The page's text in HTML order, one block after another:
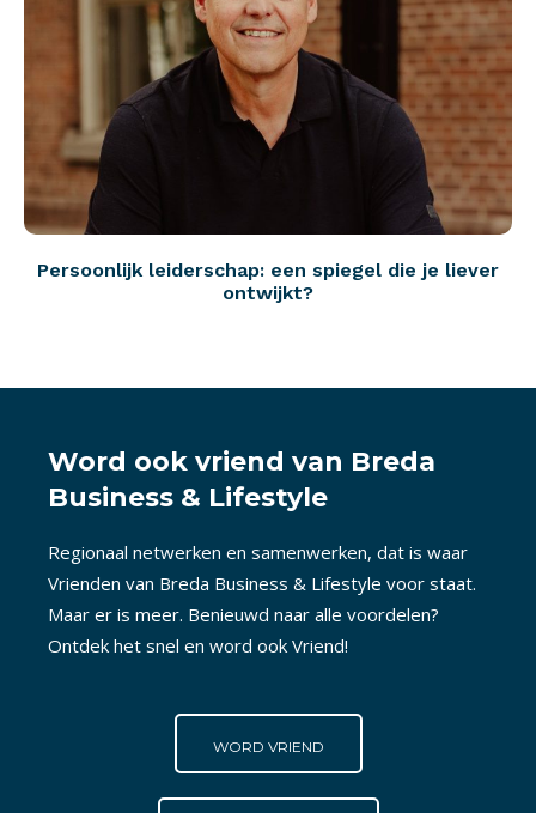
Persoonlijk leiderschap: een spiegel die je liever
ontwijkt?
Word ook vriend van Breda
Business & Lifestyle
Regionaal netwerken en samenwerken, dat is waar
Vrienden van Breda Business & Lifestyle voor staat.
Maar er is meer. Benieuwd naar alle voordelen?
Ontdek het snel en word ook Vriend!
WORD VRIEND